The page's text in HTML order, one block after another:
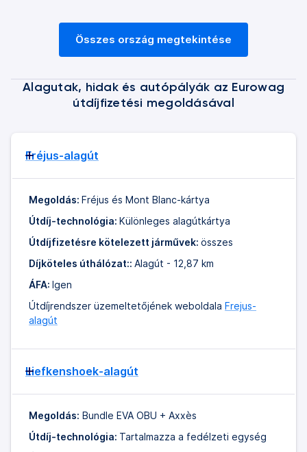
Összes ország megtekintése
Alagutak, hidak és autópályák az Eurowag
útdíjfizetési megoldásával
Fréjus-alagút
Megoldás: Fréjus és Mont Blanc-kártya
Útdíj-technológia: Különleges alagútkártya
Útdíjfizetésre kötelezett járművek: összes
Díjköteles úthálózat:: Alagút - 12,87 km
ÁFA: Igen
Útdíjrendszer üzemeltetőjének weboldala Frejus-
alagút
Liefkenshoek-alagút
Megoldás: Bundle EVA OBU + Axxès
Útdíj-technológia: Tartalmazza a fedélzeti egység